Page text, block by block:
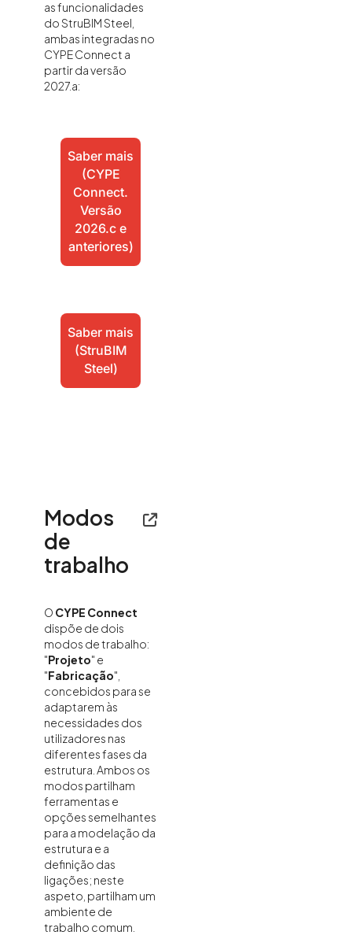
as funcionalidades
do StruBIM Steel,
ambas integradas no
CYPE Connect a
partir da versão
2027.a:
Saber mais
(CYPE
Connect.
Versão
2026.c e
anteriores)
Saber mais
(StruBIM
Steel)
Modos
de
trabalho
O CYPE Connect
dispõe de dois
modos de trabalho:
"Projeto" e
"Fabricação",
concebidos para se
adaptarem às
necessidades dos
utilizadores nas
diferentes fases da
estrutura. Ambos os
modos partilham
ferramentas e
opções semelhantes
para a modelação da
estrutura e a
definição das
ligações; neste
aspeto, partilham um
ambiente de
trabalho comum.